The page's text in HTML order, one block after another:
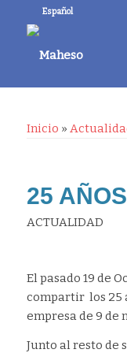
Español
Inicio »
25
ACTUALIDAD
El pasado 19 de
compartir los 25
empresa de 9 de
Junto al resto de